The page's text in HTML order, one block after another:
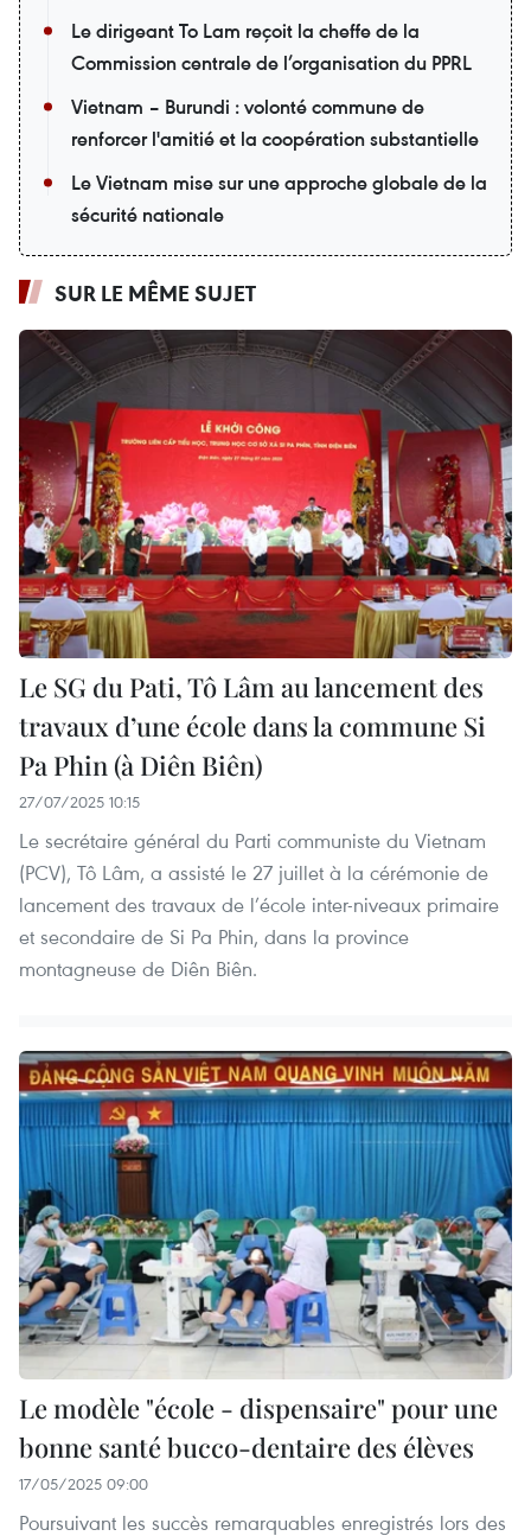
Le dirigeant To Lam reçoit la cheffe de la
Commission centrale de l’organisation du PPRL
Vietnam – Burundi : volonté commune de
renforcer l'amitié et la coopération substantielle
Le Vietnam mise sur une approche globale de la
sécurité nationale
SUR LE MÊME SUJET
Le SG du Pati, Tô Lâm au lancement des
travaux d’une école dans la commune Si
Pa Phin (à Diên Biên)
27/07/2025 10:15
Le secrétaire général du Parti communiste du Vietnam
(PCV), Tô Lâm, a assisté le 27 juillet à la cérémonie de
lancement des travaux de l’école inter-niveaux primaire
et secondaire de Si Pa Phin, dans la province
montagneuse de Diên Biên.
Le modèle "école - dispensaire" pour une
bonne santé bucco-dentaire des élèves
17/05/2025 09:00
Poursuivant les succès remarquables enregistrés lors des